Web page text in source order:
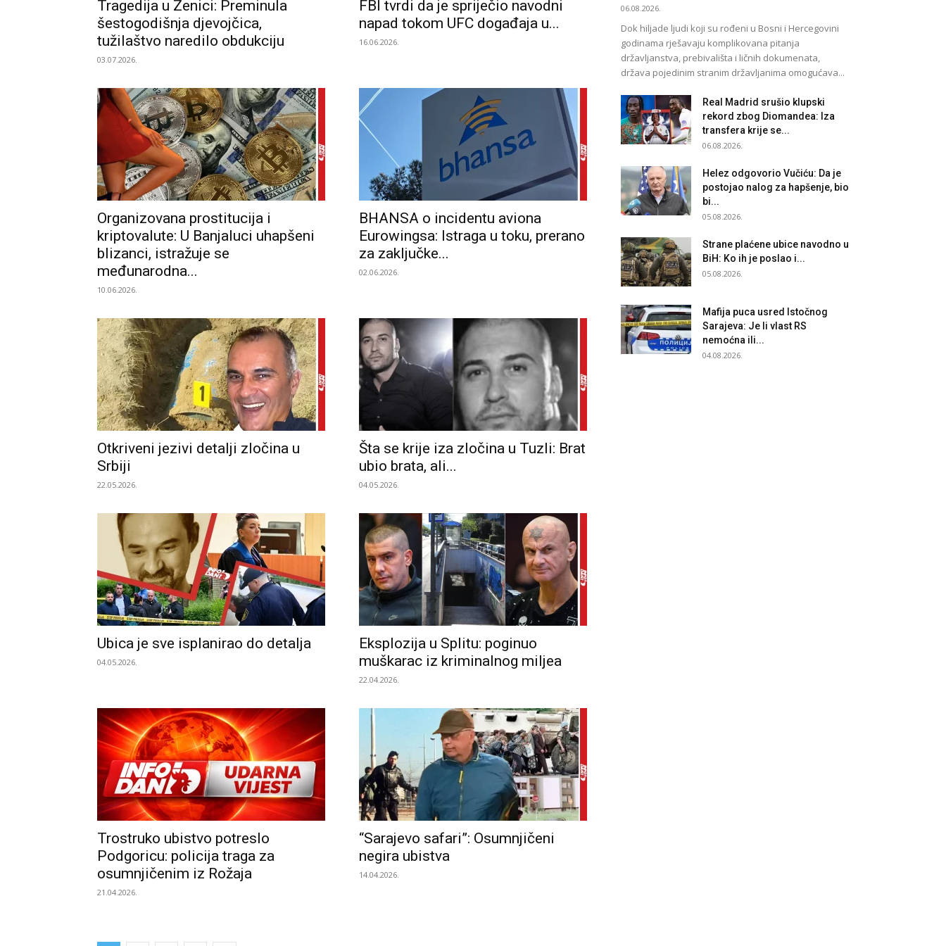
Tragedija u Zenici: Preminula
šestogodišnja djevojčica,
tužilaštvo naredilo obdukciju
03.07.2026.
FBI tvrdi da je spriječio navodni
napad tokom UFC događaja u...
16.06.2026.
Organizovana prostitucija i
kriptovalute: U Banjaluci uhapšeni
blizanci, istražuje se
međunarodna...
10.06.2026.
BHANSA o incidentu aviona
Eurowingsa: Istraga u toku, prerano
za zaključke...
02.06.2026.
Otkriveni jezivi detalji zločina u
Srbiji
22.05.2026.
Šta se krije iza zločina u Tuzli: Brat
ubio brata, ali...
04.05.2026.
Ubica je sve isplanirao do detalja
04.05.2026.
Eksplozija u Splitu: poginuo
muškarac iz kriminalnog miljea
22.04.2026.
Trostruko ubistvo potreslo
Podgoricu: policija traga za
osumnjičenim iz Rožaja
21.04.2026.
“Sarajevo safari”: Osumnjičeni
negira ubistva
14.04.2026.
06.08.2026.
Dok hiljade ljudi koji su rođeni u Bosni i Hercegovini
godinama rješavaju komplikovana pitanja
državljanstva, prebivališta i ličnih dokumenata,
država pojedinim stranim državljanima omogućava...
Real Madrid srušio klupski
rekord zbog Diomandea: Iza
transfera krije se...
06.08.2026.
Helez odgovorio Vučiću: Da je
postojao nalog za hapšenje, bio
bi...
05.08.2026.
Strane plaćene ubice navodno u
BiH: Ko ih je poslao i...
05.08.2026.
Mafija puca usred Istočnog
Sarajeva: Je li vlast RS
nemoćna ili...
04.08.2026.